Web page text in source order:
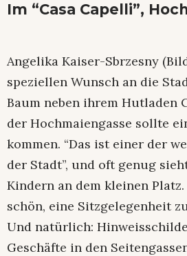
Im “Casa Capelli”,
Angelika Kaiser-Sbrzesny
speziellen Wunsch an die
Baum neben ihrem Hutladen
der Hochmaiengasse sollte
kommen. “Das ist einer der
der Stadt”, und oft genug
Kindern an dem kleinen
schön, eine Sitzgelegenheit
Und natürlich:
Geschäfte in den